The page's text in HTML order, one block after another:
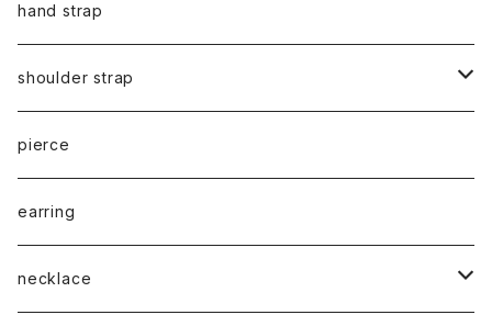
hand strap
shoulder strap
cord
chain
pierce
earring
necklace